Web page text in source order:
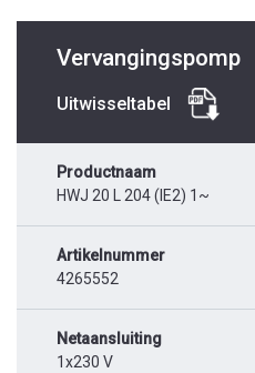
Vervangingspomp
Uitwisseltabel
Productnaam
HWJ 20 L 204 (IE2) 1~
Artikelnummer
4265552
Netaansluiting
1x230 V